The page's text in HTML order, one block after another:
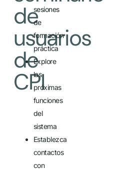
de
usuarios
de
CPI
sesiones
de
formación
práctica
Explore
las
próximas
funciones
del
sistema
Establezca
contactos
con